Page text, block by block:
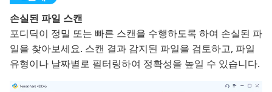
손실된 파일 스캔
포디딕이 정밀 또는 빠른 스캔을 수행하도록 하여 손실된 파
일을 찾아보세요. 스캔 결과 감지된 파일을 검토하고, 파일
유형이나 날짜별로 필터링하여 정확성을 높일 수 있습니다.